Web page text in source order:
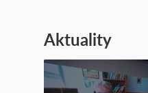
Aktuality